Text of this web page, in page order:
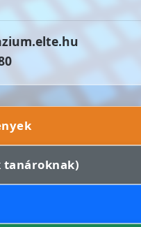
tanároknak)